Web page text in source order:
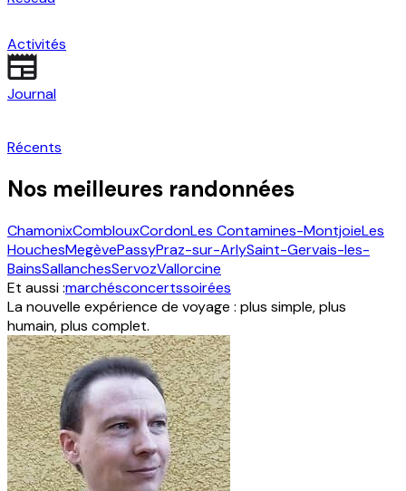
Activités
Journal
Récents
Nos meilleures randonnées
ChamonixComblouxCordonLes Contamines-MontjoieLes
HouchesMegèvePassyPraz-sur-ArlySaint-Gervais-les-
BainsSallanchesServozVallorcine
Et aussi :marchésconcertssoirées
La nouvelle expérience de voyage : plus simple, plus
humain, plus complet.